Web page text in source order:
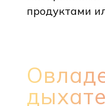
продуктами